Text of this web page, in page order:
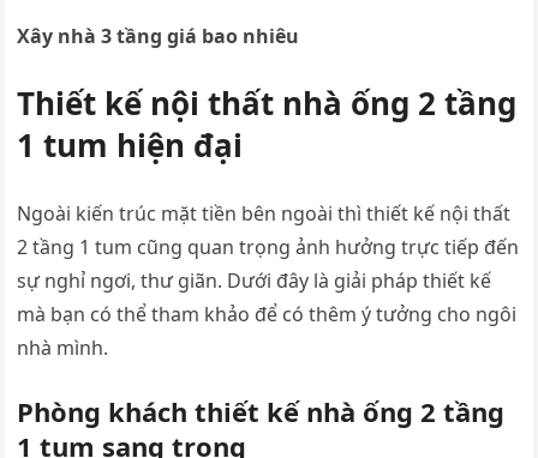
Xây nhà 3 tầng giá bao nhiêu
Thiết kế nội thất nhà ống 2 tầng
1 tum hiện đại
Ngoài kiến trúc mặt tiền bên ngoài thì thiết kế nội thất
2 tầng 1 tum cũng quan trọng ảnh hưởng trực tiếp đến
sự nghỉ ngơi, thư giãn. Dưới đây là giải pháp thiết kế
mà bạn có thể tham khảo để có thêm ý tưởng cho ngôi
nhà mình.
Phòng khách thiết kế nhà ống 2 tầng
1 tum sang trọng